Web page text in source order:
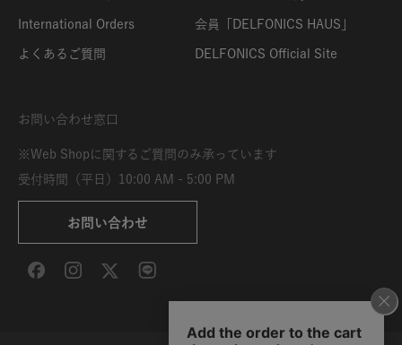
International Orders
よくあるご質問
会員「DELFONICS HAUS」
DELFONICS Official Site
お問い合わせ窓口
※Web Shopに関するご質問のみ承っています
受付時間（平日）10:00 AM - 5:00 PM
お問い合わせ